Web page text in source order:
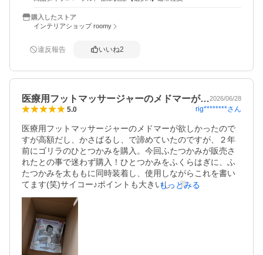
ありがとうございました。
購入したストア
インテリアショップ roomy
違反報告 いいね2
医療用フットマッサージャーのメドマーが…2026/06/28
5.0 rig********さん
医療用フットマッサージャーのメドマーが欲しかったので
すが高額だし、かさばるし、で諦めていたのですが、２年
前にゴリラのひとつかみを購入。今回ふたつかみが販売さ
れたとの事で迷わず購入！ひとつかみをふくらはぎに、ふ
たつかみを太ももに同時装着し、使用しながらこれを書い
てます(笑)サイコー♪ポイントも大きいし、買って大正解な
商品でした♪
ただ、届いた段ボールが品物に対しては大きく、緩衝材を
入れる様な壊れ物では無いけど、段ボールの中でスカスカ
な感じがちょっと残念でした。小さめの段ボールでもいい
のかな？と思いました。
もっとみる